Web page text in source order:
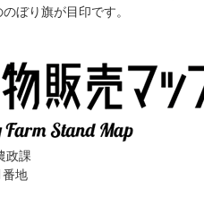
ぼり旗が目印です。
政課
地